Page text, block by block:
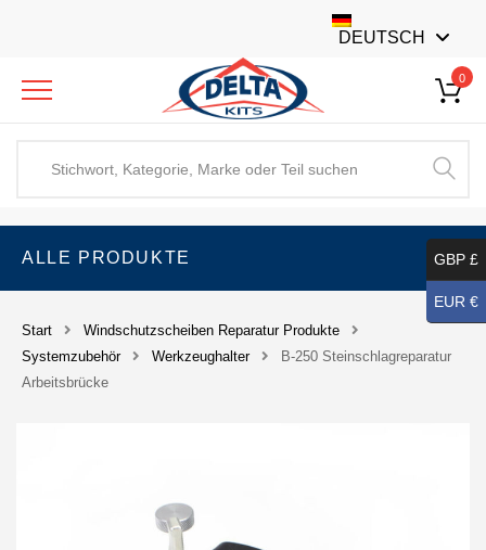
DEUTSCH
0
ALLE PRODUKTE
Start
Windschutzscheiben Reparatur Produkte
Systemzubehör
Werkzeughalter
B-250 Steinschlagreparatur
Arbeitsbrücke
GBP £
EUR €